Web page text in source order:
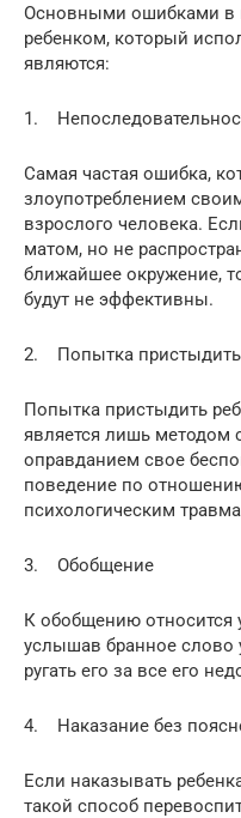
Основными ошибками в
ребенком, который
являются:
1.
Самая частая ошибка,
злоупотреблением
взрослого человека.
матом, но не
ближайшее окружение,
будут не эффективны.
2. Попытка пристыдить
Попытка пристыдить
является лишь методом
оправданием свое
поведение по
психологическим
3. Обобщение
К обобщению относится
услышав бранное слово
ругать его за все его
4. Наказание без
Если наказывать
такой способ